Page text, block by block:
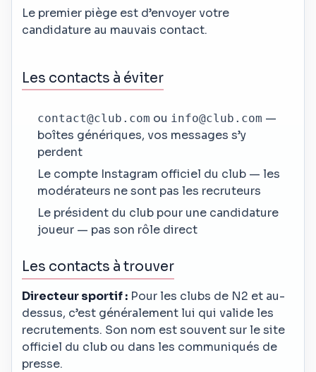
Le premier piège est d’envoyer votre
candidature au mauvais contact.
Les contacts à éviter
contact@club.com ou info@club.com —
boîtes génériques, vos messages s’y
perdent
Le compte Instagram officiel du club — les
modérateurs ne sont pas les recruteurs
Le président du club pour une candidature
joueur — pas son rôle direct
Les contacts à trouver
Directeur sportif : Pour les clubs de N2 et au-
dessus, c’est généralement lui qui valide les
recrutements. Son nom est souvent sur le site
officiel du club ou dans les communiqués de
presse.